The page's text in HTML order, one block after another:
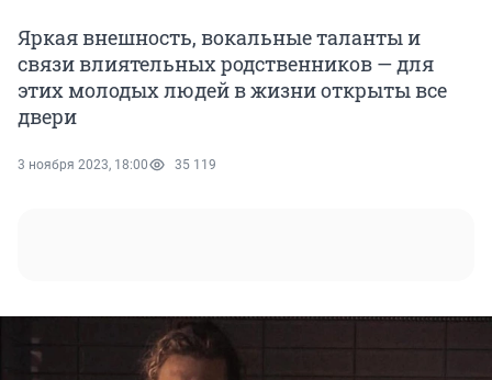
Яркая внешность, вокальные таланты и
связи влиятельных родственников — для
этих молодых людей в жизни открыты все
двери
3 ноября 2023, 18:00 35 119